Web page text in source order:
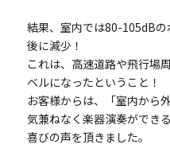
結果、室内では80-105dB
後に減少！
これは、高速道路や飛行場
ベルになったということ！
お客様からは、「室内から
気兼ねなく楽器演奏ができ
喜びの声を頂きました。